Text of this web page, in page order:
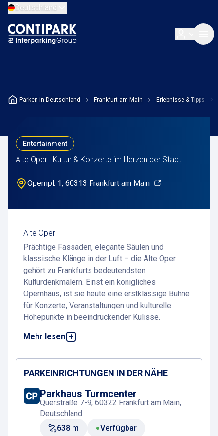
Deutschland
Parken in Deutschland Frankfurt am Main Erlebnisse & Tipps
Entertainment
Alte Oper | Kultur & Konzerte im Herzen der Stadt
Opernpl. 1, 60313 Frankfurt am Main
Alte Oper
Prächtige Fassaden, elegante Säulen und
klassische Klänge in der Luft – die Alte Oper
gehört zu Frankfurts bedeutendsten
Kulturdenkmälern. Einst ein königliches
Opernhaus, ist sie heute eine erstklassige Bühne
für Konzerte, Veranstaltungen und kulturelle
Höhepunkte in beeindruckender Kulisse.
Mehr lesen
Das Parken an der Alten Oper Frankfurt ist
einfach und komfortabel– alle relevanten
Informationen finden Sie auf dieser Seite.
Highlights und Besonderheiten
Die Alte Oper wurde 1880 feierlich eröffnet und
zählte bald zu den führenden Opernhäusern
PARKEINRICHTUNGEN IN DER NÄHE
Parkhaus Turmcenter
Querstraße 7-9, 60322 Frankfurt am Main,
Deutschland
638 m
Verfügbar